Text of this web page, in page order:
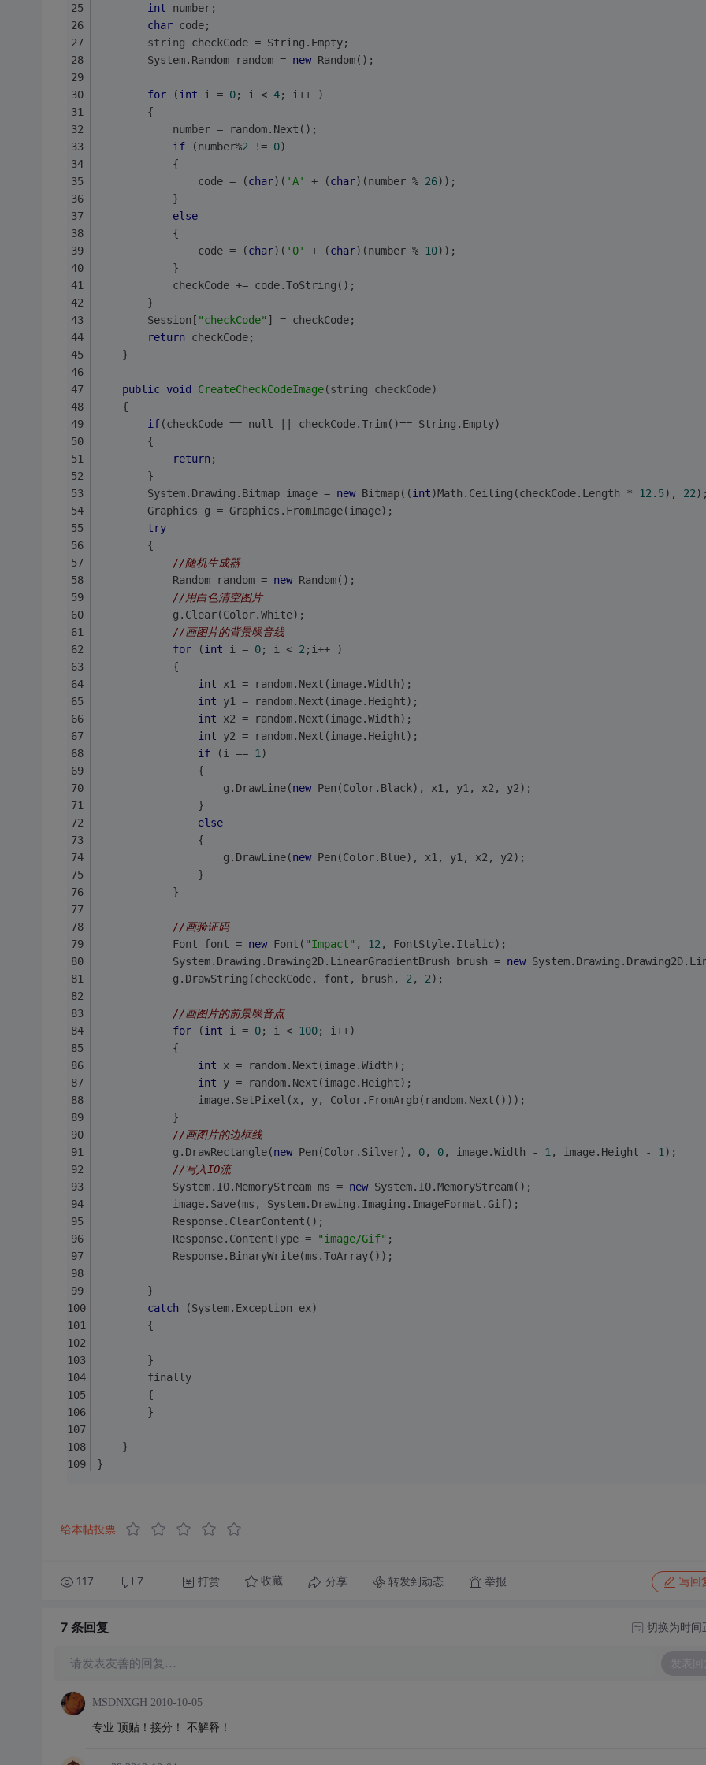
int number;
char code;
string checkCode = String.Empty;
        System.Random random =
new Random();
for (int i = 0; i < 4; i++ )
        {
            number = random.Next();
if (number%2 != 0)
            {
                code = (
char)( 'A' + (char)(number % 26));
            }
else
            {
                code = (
char)( '0' + (char)(number % 10));
            }
            checkCode += code.ToString();
        }
        Session[
"checkCode" ] = checkCode;
return checkCode;
    }
public void CreateCheckCodeImage(string checkCode)
    {
if(checkCode == null || checkCode.Trim()== String.Empty)
        {
return;
        }
        System.Drawing.Bitmap image =
new Bitmap((int)Math.Ceiling(checkCode.Length * 12.5), 22
        Graphics g = Graphics.FromImage(image);
try
        {
//随机生成器
            Random random =
new Random();
//用白色清空图片
            g.Clear(Color.White);
//画图片的背景噪音线
for (int i = 0; i < 2;i++ )
            {
int x1 = random.Next(image.Width);
int y1 = random.Next(image.Height);
int x2 = random.Next(image.Width);
int y2 = random.Next(image.Height);
if (i == 1)
                {
                    g.DrawLine(
new Pen(Color.Black), x1, y1, x2, y2);
                }
else
                {
                    g.DrawLine(
new Pen(Color.Blue), x1, y1, x2, y2);
                }
            }
//画验证码
            Font font =
new Font( "Impact" , 12, FontStyle.Italic);
            System.Drawing.Drawing2D.LinearGradientBrush brush =
new
            g.DrawString(checkCode, font, brush,
2, 2);
//画图片的前景噪音点
for (int i = 0; i < 100; i++)
            {
int x = random.Next(image.Width);
int y = random.Next(image.Height);
                image.SetPixel(x, y, Color.FromArgb(random.Next()));
            }
//画图片的边框线
            g.DrawRectangle(
new Pen(Color.Silver), 0, 0, image.Width - 1, image.Height - 1);
//写入IO流
            System.IO.MemoryStream ms =
new System.IO.MemoryStream();
            image.Save(ms, System.Drawing.Imaging.ImageFormat.Gif);
            Response.ClearContent();
            Response.ContentType =
"image/Gif" ;
            Response.BinaryWrite(ms.ToArray());
        }
catch (System.Exception ex)
        {
        }
        finally
        {
        }
    }
}
给本帖投票
117 7 打赏 收藏 分享 转发到动态 举报 写回
7 条回复 切换为时间
请发表友善的回复… 发表回
MSDNXGH 2010-10-05
专业 顶贴！接分！ 不解释！